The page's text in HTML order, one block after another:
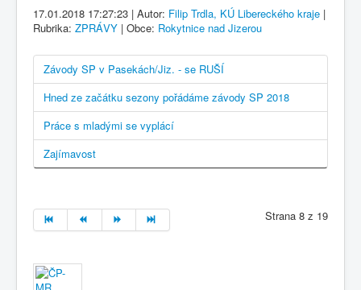
17.01.2018 17:27:23 | Autor: Filip Trdla, KÚ Libereckého kraje |
Rubrika: ZPRÁVY | Obce: Rokytnice nad Jizerou
Závody SP v Pasekách/Jiz. - se RUŠÍ
Hned ze začátku sezony pořádáme závody SP 2018
Práce s mladými se vyplácí
Zajímavost
Strana 8 z 19